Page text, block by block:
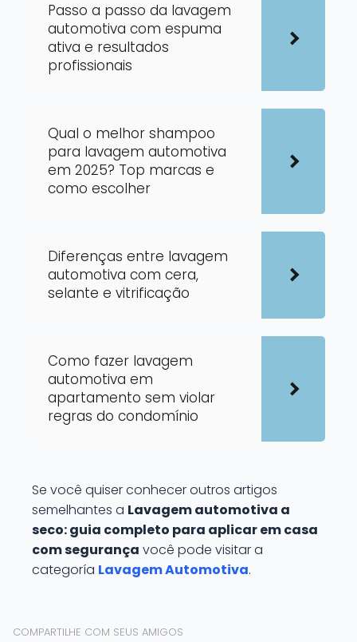
Passo a passo da lavagem
automotiva com espuma
ativa e resultados
profissionais
Qual o melhor shampoo
para lavagem automotiva
em 2025? Top marcas e
como escolher
Diferenças entre lavagem
automotiva com cera,
selante e vitrificação
Como fazer lavagem
automotiva em
apartamento sem violar
regras do condomínio
Se você quiser conhecer outros artigos
semelhantes a Lavagem automotiva a
seco: guia completo para aplicar em casa
com segurança você pode visitar a
categoría Lavagem Automotiva.
COMPARTILHE COM SEUS AMIGOS